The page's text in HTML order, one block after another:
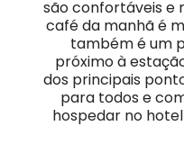
são confortáveis e
café da manhã é
também é um
próximo à
dos principais
para todos e
hospedar no